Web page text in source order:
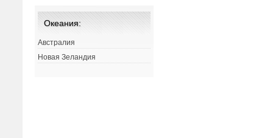
Океания:
Австралия
Новая Зеландия